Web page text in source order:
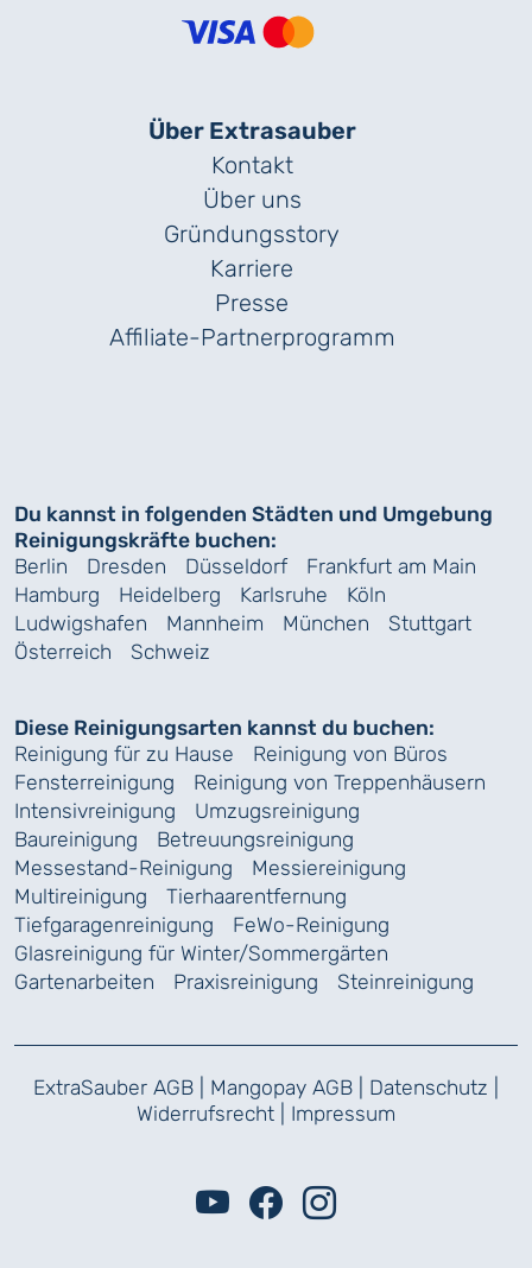
Über Extrasauber
Kontakt
Über uns
Gründungs­story
Karriere
Presse
Affiliate-Partnerprogramm
Du kannst in folgenden Städten und Umgebung
Reinigungskräfte buchen:
Berlin
Dresden Düsseldorf
Frankfurt am Main
Hamburg
Heidelberg Karlsruhe
Köln
Ludwigshafen
Mannheim München
Stuttgart
Österreich
Schweiz
Diese Reinigungsarten kannst du buchen:
Reinigung für zu Hause
Reinigung von Büros
Fensterreinigung
Reinigung von Treppenhäusern
Intensivreinigung
Umzugsreinigung
Baureinigung
Betreuungsreinigung
Messestand-Reinigung
Messiereinigung
Multireinigung
Tierhaarentfernung
Tiefgaragenreinigung
FeWo-Reinigung
Glasreinigung für Winter/Sommergärten
Gartenarbeiten
Praxisreinigung Steinreinigung
ExtraSauber AGB Mangopay AGB Datenschutz
Widerrufsrecht
Impressum